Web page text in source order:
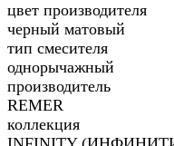
цвет производителя
черный матовый
тип смесителя
однорычажный
производитель
REMER
коллекция